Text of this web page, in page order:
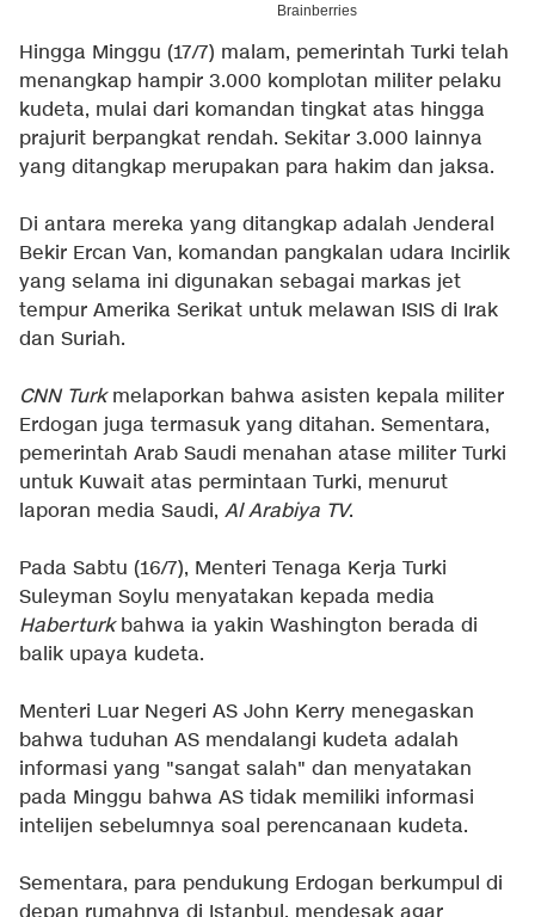
Hingga Minggu (17/7) malam, pemerintah Turki telah
menangkap hampir 3.000 komplotan militer pelaku
kudeta, mulai dari komandan tingkat atas hingga
prajurit berpangkat rendah. Sekitar 3.000 lainnya
yang ditangkap merupakan para hakim dan jaksa.
Di antara mereka yang ditangkap adalah Jenderal
Bekir Ercan Van, komandan pangkalan udara Incirlik
yang selama ini digunakan sebagai markas jet
tempur Amerika Serikat untuk melawan ISIS di Irak
dan Suriah.
CNN Turkmelaporkan bahwa asisten kepala militer
Erdogan juga termasuk yang ditahan. Sementara,
pemerintah Arab Saudi menahan atase militer Turki
untuk Kuwait atas permintaan Turki, menurut
laporan media Saudi, Al Arabiya TV.
Pada Sabtu (16/7), Menteri Tenaga Kerja Turki
Suleyman Soylu menyatakan kepada media
Haberturkbahwa ia yakin Washington berada di
balik upaya kudeta.
Menteri Luar Negeri AS John Kerry menegaskan
bahwa tuduhan AS mendalangi kudeta adalah
informasi yang "sangat salah" dan menyatakan
pada Minggu bahwa AS tidak memiliki informasi
intelijen sebelumnya soal perencanaan kudeta.
Sementara, para pendukung Erdogan berkumpul di